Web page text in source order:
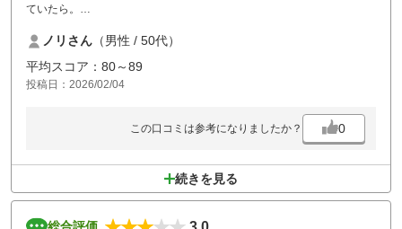
ていたら。
スタート室から早くスタートするように指示があった。
寒い日で組数も少ないので早くして欲しい気持ちは理解できるが、あか
らさまな言動はどうかと、、
ノリさん （男性 / 50代）
平均スコア：80～89
投稿日：2026/02/04
この口コミは参考になりましたか？ 0
続きを見る